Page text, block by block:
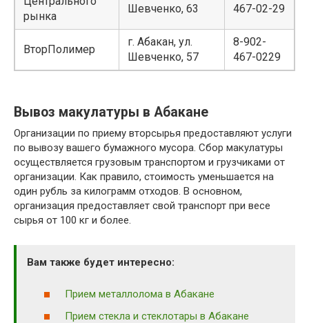
рынка
Шевченко, 63 467-02-29
ВторПолимер
г. Абакан, ул.
Шевченко, 57
8-902-
467-0229
Вывоз макулатуры в Абакане
Организации по приему вторсырья предоставляют услуги
по вывозу вашего бумажного мусора. Сбор макулатуры
осуществляется грузовым транспортом и грузчиками от
организации. Как правило, стоимость уменьшается на
один рубль за килограмм отходов. В основном,
организация предоставляет свой транспорт при весе
сырья от 100 кг и более.
Вам также будет интересно:
Прием металлолома в Абакане
Прием стекла и стеклотары в Абакане